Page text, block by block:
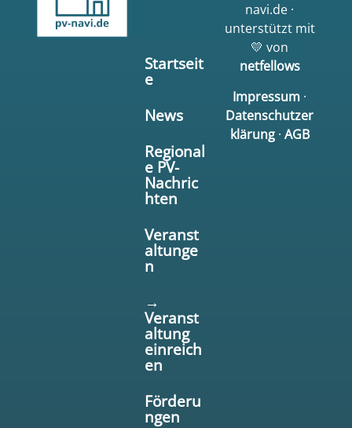
Startseit
e
News
Regional
e PV-
Nachric
hten
Veranst
altunge
n
→
Veranst
altung
einreich
en
Förderu
ngen
navi.de ·
unterstützt mit
💛 von
netfellows
Impressum ·
Datenschutzer
klärung· AGB